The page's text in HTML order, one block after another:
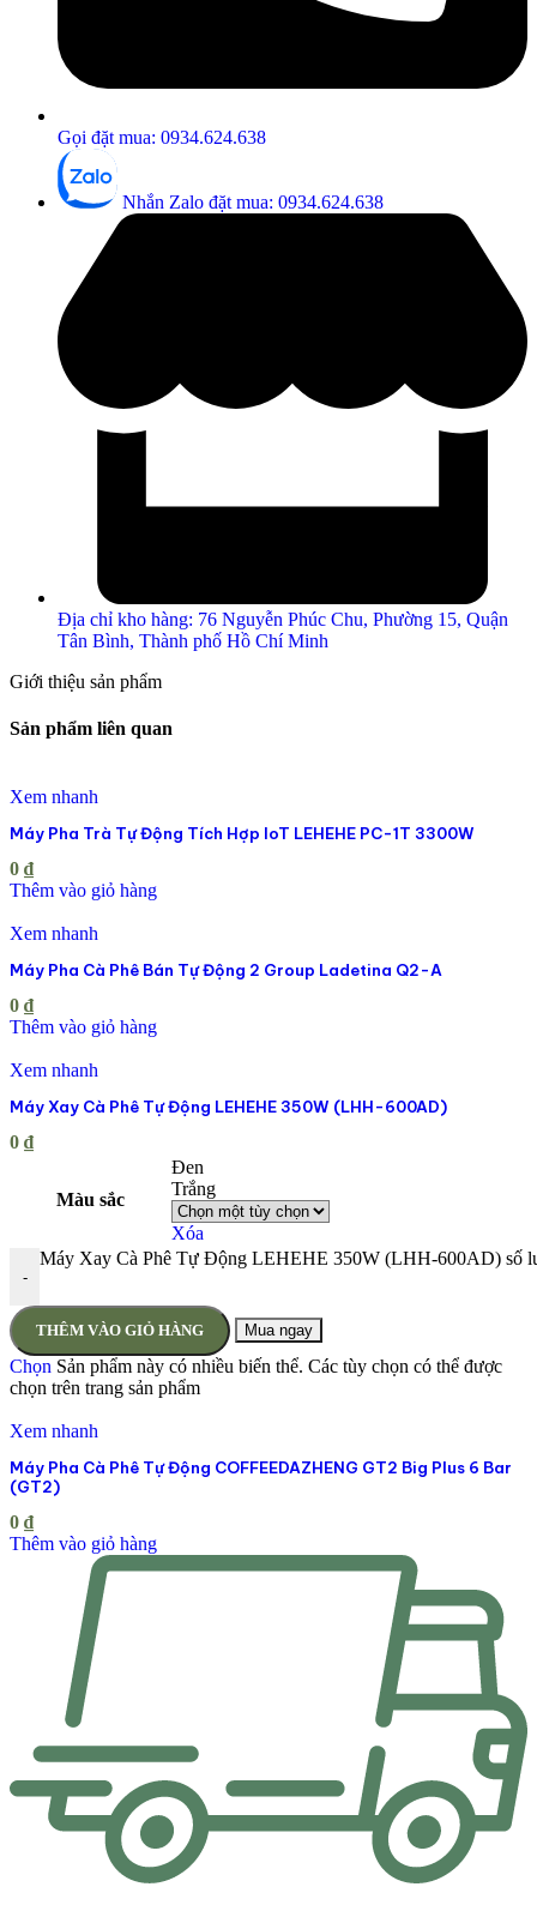
Gọi đặt mua: 0934.624.638
Nhắn Zalo đặt mua: 0934.624.638
Địa chỉ kho hàng: 76 Nguyễn Phúc Chu, Phường 15, Quận
Tân Bình, Thành phố Hồ Chí Minh
Giới thiệu sản phẩm
Sản phẩm liên quan
Xem nhanh
Máy Pha Trà Tự Động Tích Hợp IoT LEHEHE PC-1T 3300W
0 ₫
Thêm vào giỏ hàng
Xem nhanh
Máy Pha Cà Phê Bán Tự Động 2 Group Ladetina Q2-A
0 ₫
Thêm vào giỏ hàng
Xem nhanh
Máy Xay Cà Phê Tự Động LEHEHE 350W (LHH-600AD)
0 ₫
Màu sắc
Đen
Trắng
Xóa
-
Máy Xay Cà Phê Tự Động LEHEHE 350W (LHH-600AD) số
THÊM VÀO GIỎ HÀNG Mua ngay
Chọn Sản phẩm này có nhiều biến thể. Các tùy chọn có thể được
chọn trên trang sản phẩm
Xem nhanh
Máy Pha Cà Phê Tự Động COFFEEDAZHENG GT2 Big Plus 6 Bar
(GT2)
0 ₫
Thêm vào giỏ hàng